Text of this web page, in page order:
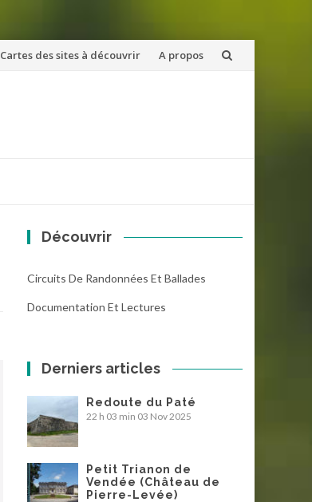
Cartes des sites à découvrir A propos
Découvrir
Circuits De Randonnées Et Ballades
Documentation Et Lectures
Derniers articles
Redoute du Paté
22 h 03 min 03 Nov 2025
Petit Trianon de
Vendée (Château de
Pierre-Levée)